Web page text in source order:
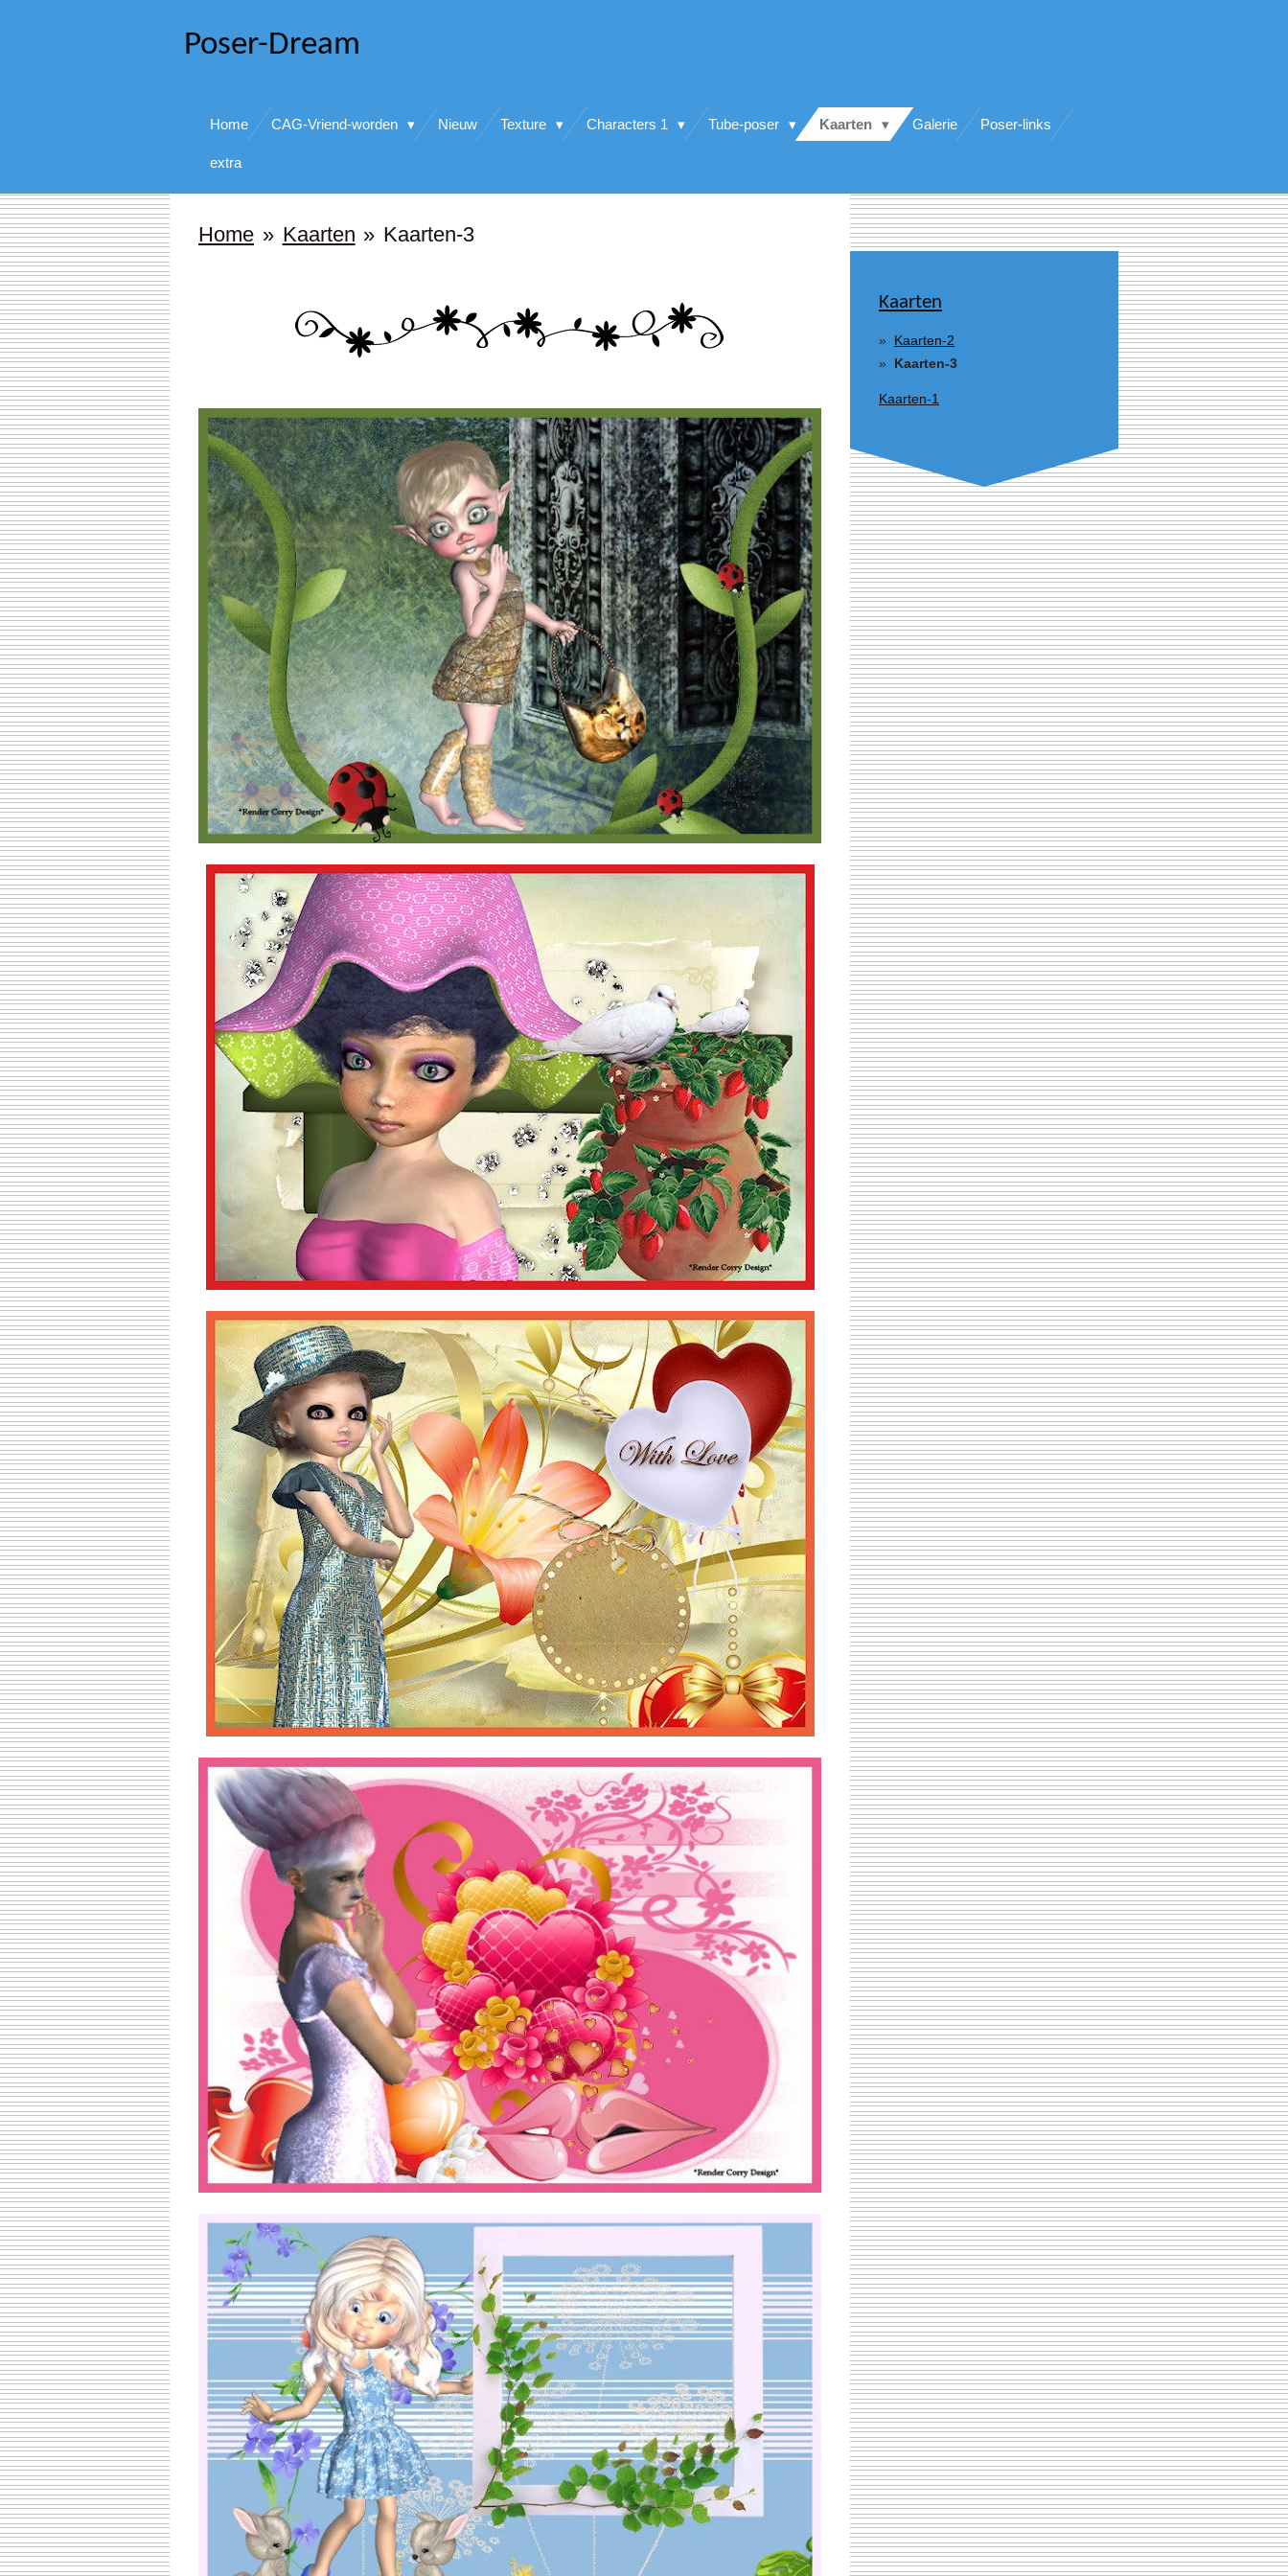
Poser-Dream
Home CAG-Vriend-worden Nieuw Texture Characters 1 Tube-poser Kaarten Galerie Poser-links
extra
Home » Kaarten » Kaarten-3
Kaarten
Kaarten-2
Kaarten-3
Kaarten-1